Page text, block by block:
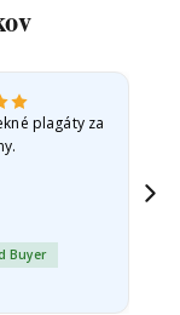
plagáty za
Buyer